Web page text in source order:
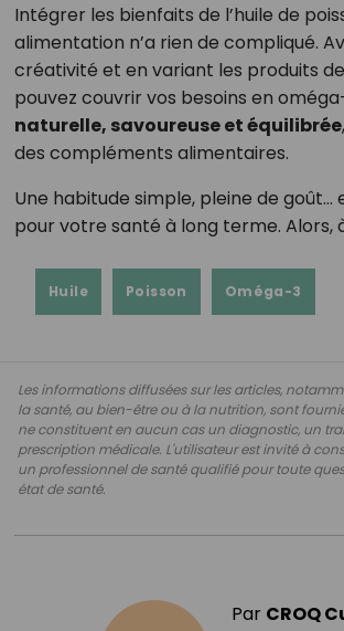
Intégrer les bienfaits de l’huile de
alimentation n’a rien de compliqué.
créativité et en variant les produits
pouvez couvrir vos besoins en
naturelle, savoureuse et équilibrée
des compléments alimentaires.
Une habitude simple, pleine de goût…
pour votre santé à long terme. Alors,
Huile Poisson Oméga-3
Les informations diffusées sur les articles,
la santé, au bien-être ou à la nutrition, sont
ne constituent en aucun cas un diagnostic, un
prescription médicale. L'utilisateur est invité à
un professionnel de santé qualifié pour toute
état de santé.
Par CROQ